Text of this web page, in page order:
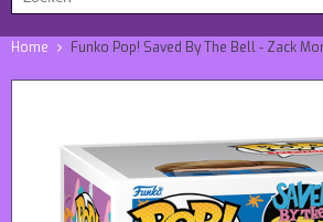
Home Funko Pop! Saved By The Bell - Zack